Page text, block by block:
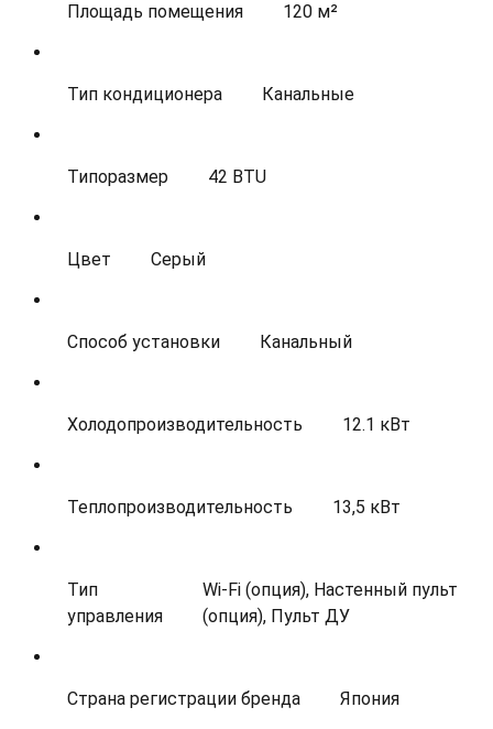
Площадь помещения 120 м²
Тип кондиционера Канальные
Типоразмер 42 BTU
Цвет Серый
Способ установки Канальный
Холодопроизводительность 12.1 кВт
Теплопроизводительность 13,5 кВт
Тип
управления
Wi-Fi (опция), Настенный пульт
(опция), Пульт ДУ
Страна регистрации бренда Япония